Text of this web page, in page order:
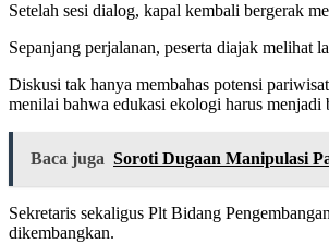
Setelah sesi dialog, kapal kembali bergerak
Sepanjang perjalanan, peserta diajak melihat
Diskusi tak hanya membahas potensi
menilai bahwa edukasi ekologi harus
Baca juga Soroti Dugaan Manipulasi
Sekretaris sekaligus Plt Bidang
dikembangkan.